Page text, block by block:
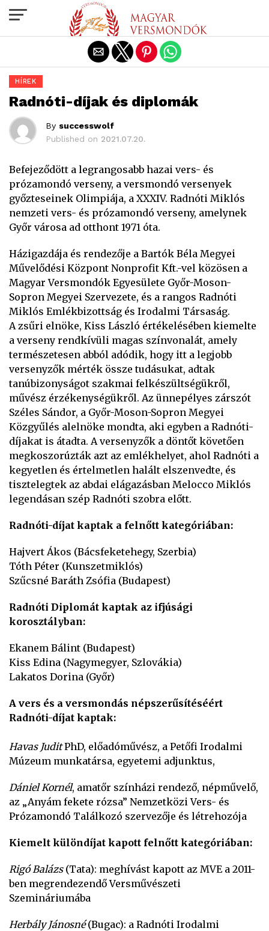
HÍREK
Radnóti-díjak és diplomák
By successwolf
Published on 2021.07.20.
Befejeződött a legrangosabb hazai vers- és
prózamondó verseny, a versmondó versenyek
győzteseinek Olimpiája, a XXXIV. Radnóti Miklós
nemzeti vers- és prózamondó verseny, amelynek
Győr városa ad otthont 1971 óta.
Házigazdája és rendezője a Bartók Béla Megyei
Művelődési Központ Nonprofit Kft.-vel közösen a
Magyar Versmondók Egyesülete Győr-Moson-
Sopron Megyei Szervezete, és a rangos Radnóti
Miklós Emlékbizottság és Irodalmi Társaság.
A zsűri elnöke, Kiss László értékelésében kiemelte
a verseny rendkívüli magas színvonalát, amely
természetesen abból adódik, hogy itt a legjobb
versenyzők mérték össze tudásukat, adtak
tanúbizonyságot szakmai felkészültségükről,
művész érzékenységükről. Az ünnepélyes zárszót
Széles Sándor, a Győr-Moson-Sopron Megyei
Közgyűlés alelnöke mondta, aki egyben a Radnóti-
díjakat is átadta. A versenyzők a döntőt követően
megkoszorúzták azt az emlékhelyet, ahol Radnóti a
kegyetlen és értelmetlen halált elszenvedte, és
tisztelegtek az abdai elágazásban Melocco Miklós
legendásan szép Radnóti szobra előtt.
Radnóti-díjat kaptak a felnőtt kategóriában:
Hajvert Ákos (Bácsfeketehegy, Szerbia)
Tóth Péter (Kunszetmiklós)
Szűcsné Baráth Zsófia (Budapest)
Radnóti Diplomát kaptak az ifjúsági
korosztályban:
Ekanem Bálint (Budapest)
Kiss Edina (Nagymegyer, Szlovákia)
Lakatos Dorina (Győr)
A vers és a versmondás népszerűsítéséért
Radnóti-díjat kaptak:
Havas JuditPhD, előadóművész, a Petőfi Irodalmi
Múzeum munkatársa, egyetemi adjunktus,
Dániel Kornél, amatőr színházi rendező, népművelő,
az „Anyám fekete rózsa” Nemzetközi Vers- és
Prózamondó Találkozó szervezője és létrehozója
Kiemelt különdíjat kapott felnőtt kategóriában:
Rigó Balázs(Tata): meghívást kapott az MVE a 2011-
ben megrendezendő Versművészeti
Szemináriumába
Herbály Jánosné(Bugac): a Radnóti Irodalmi
Exit mobile version